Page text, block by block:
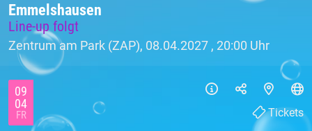
Emmelshausen
Line-up folgt
Zentrum am Park (ZAP), 08.04.2027 , 20:00 Uhr
09
04
FR Tickets